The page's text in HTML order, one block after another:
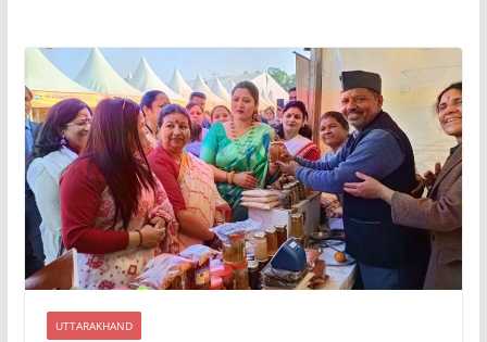
UTTARAKHAND